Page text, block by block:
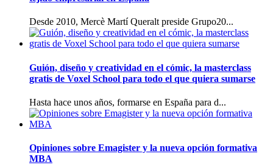
Desde 2010, Mercè Martí Queralt preside Grupo20...
Guión, diseño y creatividad en el cómic, la masterclass
gratis de Voxel School para todo el que quiera sumarse
Hasta hace unos años, formarse en España para d...
Opiniones sobre Emagister y la nueva opción formativa
MBA